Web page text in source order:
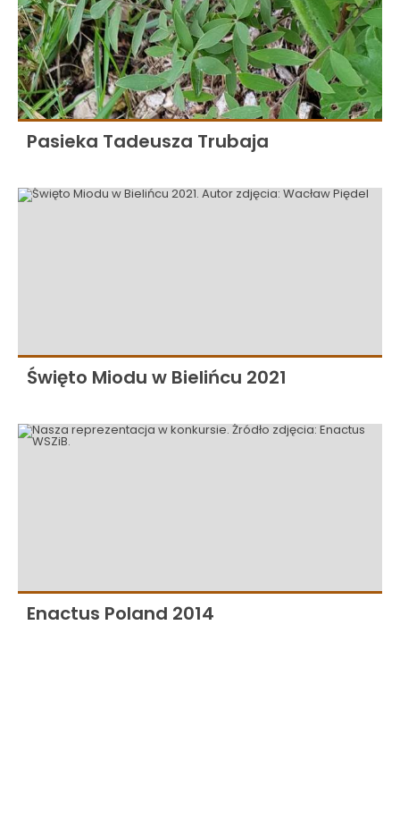
Pasieka Tadeusza Trubaja
Święto Miodu w Bielińcu 2021
Enactus Poland 2014